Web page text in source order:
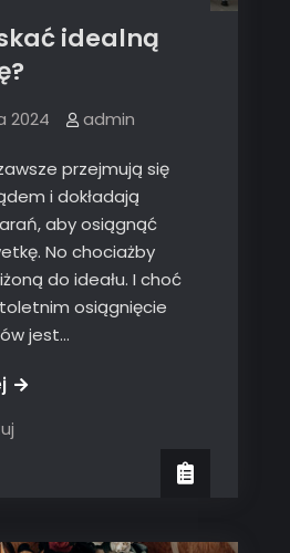
idealną
2024 admin
przejmują się
i dokładają
aby osiągnąć
No chociażby
do ideału. I choć
osiągnięcie
jest…
on
Jak